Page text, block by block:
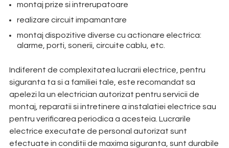
montaj prize si intrerupatoare
realizare circuit impamantare
montaj dispozitive diverse cu actionare electrica:
alarme, porti, sonerii, circuite cablu, etc.
Indiferent de complexitatea lucrarii electrice, pentru
siguranta ta si a familiei tale, este recomandat sa
apelezi la un electrician autorizat pentru servicii de
montaj, reparatii si intretinere a instalatiei electrice sau
pentru verificarea periodica a acesteia. Lucrarile
electrice executate de personal autorizat sunt
efectuate in conditii de maxima siguranta, sunt durabile